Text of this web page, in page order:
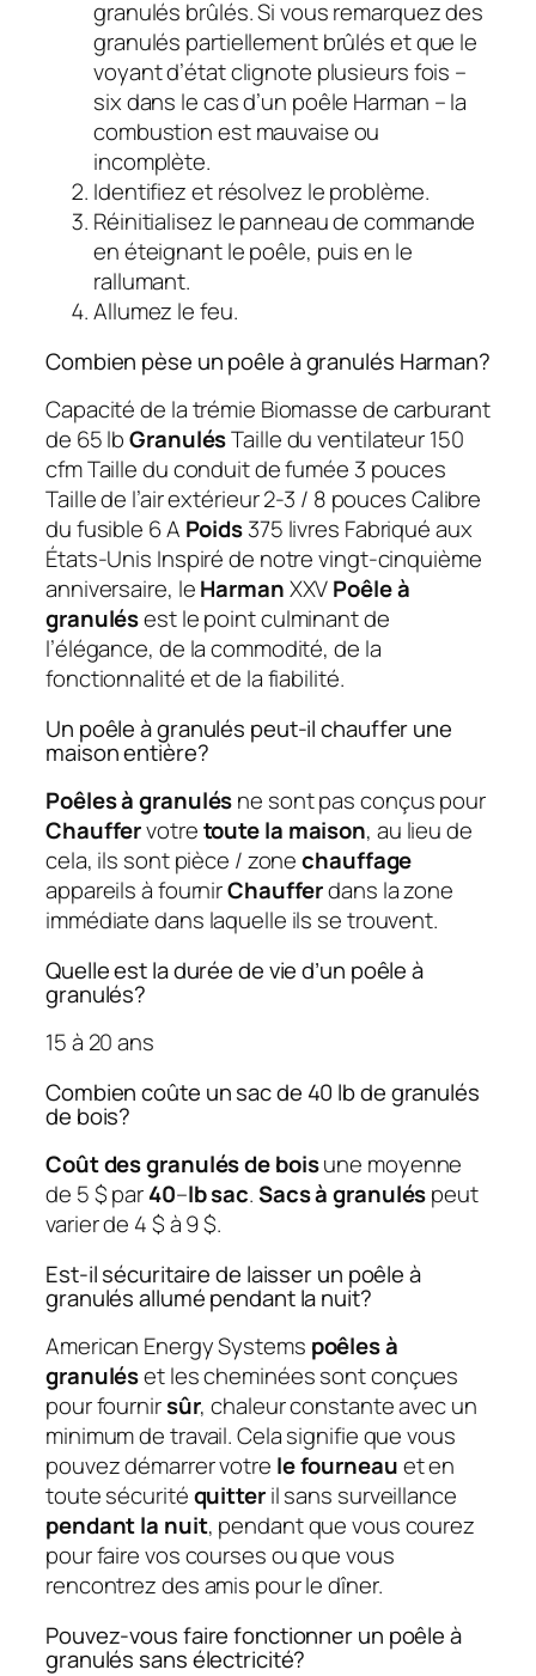
granulés brûlés. Si vous remarquez des
granulés partiellement brûlés et que le
voyant d’état clignote plusieurs fois –
six dans le cas d’un poêle Harman – la
combustion est mauvaise ou
incomplète.
Identifiez et résolvez le problème.
Réinitialisez le panneau de commande
en éteignant le poêle, puis en le
rallumant.
Allumez le feu.
Combien pèse un poêle à granulés Harman?
Capacité de la trémie Biomasse de carburant
de 65 lbGranulésTaille du ventilateur 150
cfm Taille du conduit de fumée 3 pouces
Taille de l’air extérieur 2-3 / 8 pouces Calibre
du fusible 6 A Poids375 livres Fabriqué aux
États-Unis Inspiré de notre vingt-cinquième
anniversaire, leHarmanXXVPoêle à
granulésest le point culminant de
l’élégance, de la commodité, de la
fonctionnalité et de la fiabilité.
Un poêle à granulés peut-il chauffer une
maison entière?
Poêles à granulésne sont pas conçus pour
Chauffervotretoute la maison, au lieu de
cela, ils sont pièce / zonechauffage
appareils à fournirChaufferdans la zone
immédiate dans laquelle ils se trouvent.
Quelle est la durée de vie d’un poêle à
granulés?
15 à 20 ans
Combien coûte un sac de 40 lb de granulés
de bois?
Coût des granulés de boisune moyenne
de 5 $ par40–lb sac.Sacs à granuléspeut
varier de 4 $ à 9 $.
Est-il sécuritaire de laisser un poêle à
granulés allumé pendant la nuit?
American Energy Systems poêles à
granuléset les cheminées sont conçues
pour fournirsûr, chaleur constante avec un
minimum de travail. Cela signifie que vous
pouvez démarrer votre le fourneauet en
toute sécuritéquitteril sans surveillance
pendant la nuit, pendant que vous courez
pour faire vos courses ou que vous
rencontrez des amis pour le dîner.
Pouvez-vous faire fonctionner un poêle à
granulés sans électricité?